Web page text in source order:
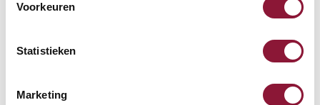
Voorkeuren
Statistieken
Marketing
Verfügbar